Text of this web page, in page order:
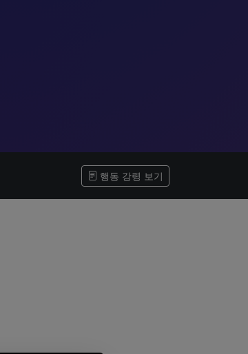
행동 강령 보기